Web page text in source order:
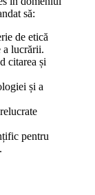
să:
de etică
a lucrării.
citarea și
și a
pentru